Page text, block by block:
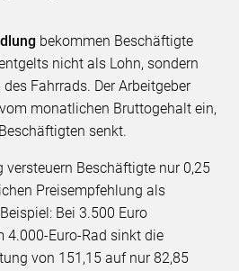
bekommen Beschäftigte
nicht als Lohn, sondern
Fahrrads. Der Arbeitgeber
monatlichen Bruttogehalt ein,
senkt.
versteuern Beschäftigte nur 0,25
Preisempfehlung als
Bei 3.500 Euro
4.000-Euro-Rad sinkt die
von 151,15 auf nur 82,85